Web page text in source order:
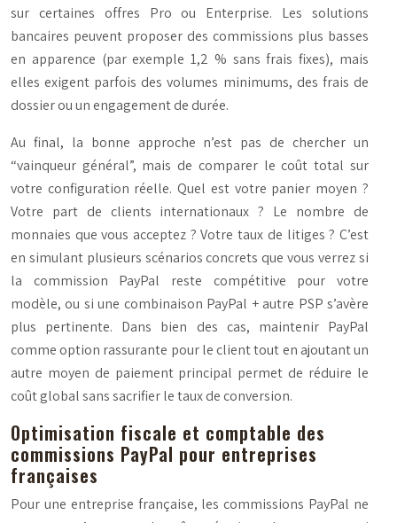
sur certaines offres Pro ou Enterprise. Les solutions
bancaires peuvent proposer des commissions plus basses
en apparence (par exemple 1,2 % sans frais fixes), mais
elles exigent parfois des volumes minimums, des frais de
dossier ou un engagement de durée.
Au final, la bonne approche n’est pas de chercher un
“vainqueur général”, mais de comparer le coût total sur
votre configuration réelle. Quel est votre panier moyen ?
Votre part de clients internationaux ? Le nombre de
monnaies que vous acceptez ? Votre taux de litiges ? C’est
en simulant plusieurs scénarios concrets que vous verrez si
la commission PayPal reste compétitive pour votre
modèle, ou si une combinaison PayPal + autre PSP s’avère
plus pertinente. Dans bien des cas, maintenir PayPal
comme option rassurante pour le client tout en ajoutant un
autre moyen de paiement principal permet de réduire le
coût global sans sacrifier le taux de conversion.
Optimisation fiscale et comptable des
commissions PayPal pour entreprises
françaises
Pour une entreprise française, les commissions PayPal ne